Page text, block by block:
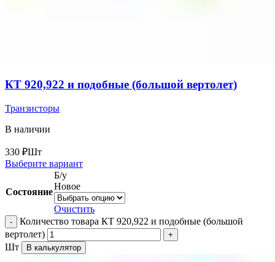
КТ 920,922 и подобные (большой вертолет)
Транзисторы
В наличии
330 ₽Шт
Выберите вариант
Состояние
Б/у
Новое
Очистить
Количество товара КТ 920,922 и подобные (большой
вертолет)
Шт
В калькулятор